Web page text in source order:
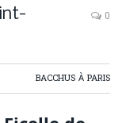
0
BACCHUS À PARIS